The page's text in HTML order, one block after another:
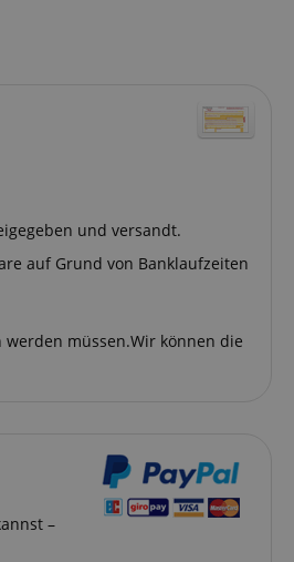
und versandt.
auf Grund von Banklaufzeiten
müssen.Wir können die
–